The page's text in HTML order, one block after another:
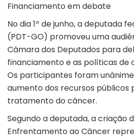
Financiamento em debate
No dia 1º de junho, a deputada
(PDT-GO) promoveu uma
Câmara dos Deputados para
financiamento e as políticas de
Os participantes foram
aumento dos recursos públicos
tratamento do câncer.
Segundo a deputada, a criação
Enfrentamento ao Câncer